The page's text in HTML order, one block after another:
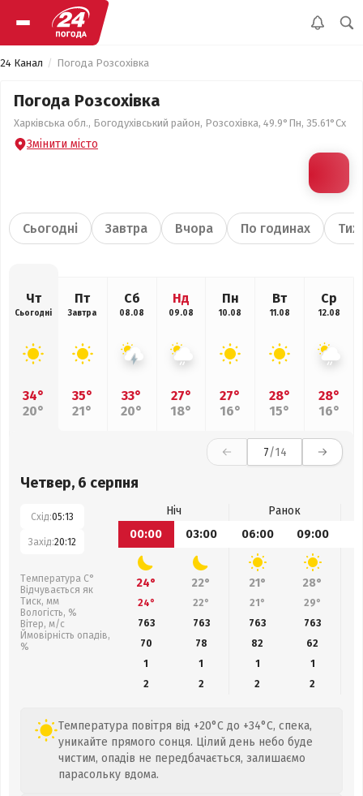
24 Канал Погода Розсохівка
Погода Розсохівка
Харківська обл., Богодухівський район, Розсохівка, 49.9°Пн, 35.61°Сх
Змінити місто
Сьогодні Завтра Вчора По годинах
Чт
Сьогодні
34°
20°
Пт
Завтра
35°
21°
Сб
08.08
33°
20°
Нд
09.08
27°
18°
Пн
10.08
27°
16°
Вт
11.08
28°
15°
Ср
12.08
28°
16°
7/14
Четвер, 6 серпня
Схід:05:13
Захід:20:12
Температура С°
Відчувається як
Тиск, мм
Вологість, %
Вітер, м/с
Ймовірність опадів,
%
Ніч
Ранок
00:00
03:00 06:00 09:00
24° 22° 21° 28°
24° 22° 21° 29°
763
763 763 763
70
78 82 62
1
1 1
1
2
2 2 2
Температура повітря від +20°C до +34°C, спека,
уникайте прямого сонця. Цілий день небо буде
чистим, опадів не передбачається, залишаємо
парасольку вдома.